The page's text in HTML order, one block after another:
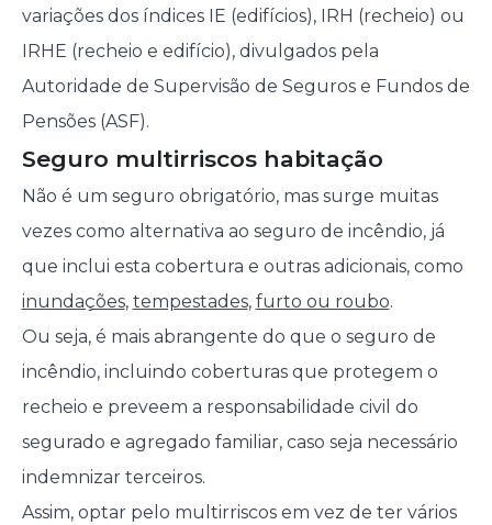
variações dos índices IE (edifícios), IRH (recheio) ou
IRHE (recheio e edifício), divulgados pela
Autoridade de Supervisão de Seguros e Fundos de
Pensões (ASF).
Seguro multirriscos habitação
Não é um seguro obrigatório, mas surge muitas
vezes como alternativa ao seguro de incêndio, já
que inclui esta cobertura e outras adicionais, como
inundações, tempestades, furto ou roubo.
Ou seja, é mais abrangente do que o seguro de
incêndio, incluindo coberturas que protegem o
recheio e preveem a responsabilidade civil do
segurado e agregado familiar, caso seja necessário
indemnizar terceiros.
Assim, optar pelo multirriscos em vez de ter vários